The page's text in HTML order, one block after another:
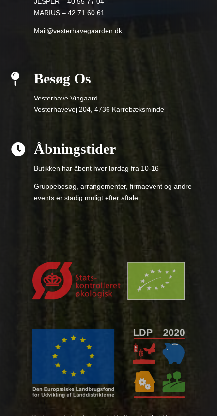
MARIUS – 42 71 60 61
Mail@vesterhavegaarden.dk
 Besøg Os
Vesterhave Vingaard
Vesterhavevej 204, 4736 Karrebæksminde
 Åbningstider
Butikken har åbent hver lørdag fra 10-16
Gruppebesøg, arrangementer, firmaevent og andre
events er stadig muligt efter aftale